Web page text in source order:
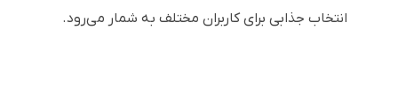
انتخاب جذابی برای کاربران مختلف به شمار می‌رود.